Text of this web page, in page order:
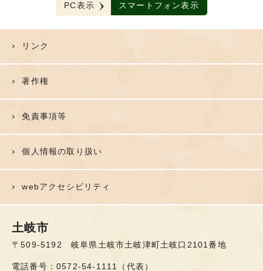
PC表示 スマートフォン表示
リンク
著作権
免責事項等
個人情報の取り扱い
webアクセシビリティ
土岐市
〒509-5192 岐阜県土岐市土岐津町土岐口2101番地
電話番号：0572-54-1111（代表）